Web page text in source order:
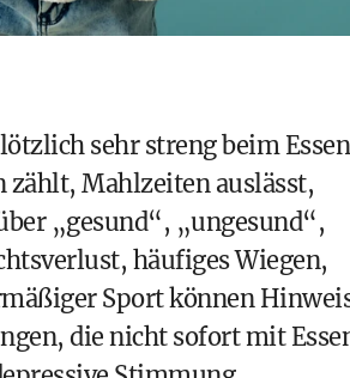
sehr streng beim Essen
Mahlzeiten auslässt,
„gesund“, „ungesund“,
häufiges Wiegen,
Sport können
die nicht sofort mit